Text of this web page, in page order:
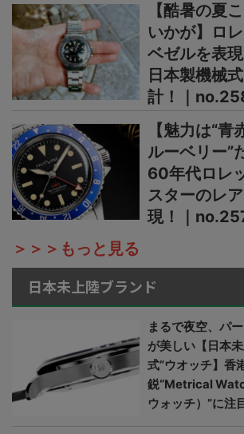
【酷暑の夏
いかが】ロ
ベゼルを表
日本製機械
計！｜
【魅力は“青
ルーベリー”
60年代ロレ
スターのレ
現！｜
＞＞＞もっと見る
日本未上陸ブランド
まるで夜空、パ
が美しい【日本
式”ウオッチ】香
鋭“Metrical
ウォッチ）”に注